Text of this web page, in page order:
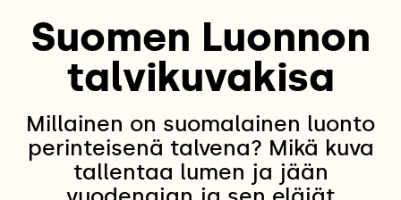
Suomen Luonnon
talvikuvakisa
Millainen on suomalainen luonto
perinteisenä talvena? Mikä kuva
tallentaa lumen ja jään